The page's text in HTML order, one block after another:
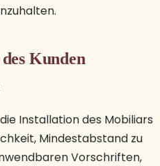
Kunden
Installation des Mobiliars
Mindestabstand zu
Vorschriften,